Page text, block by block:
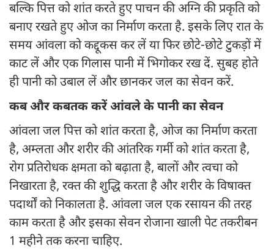
बल्कि पित्त को शांत करते हुए पाचन की अग्नि की प्रकृति को
बनाए रखते हुए ओज का निर्माण करता है. इसके लिए रात के
समय आंवला को कद्दूकस कर लें या फिर छोटे-छोटे टुकड़ों में
काट लें और एक गिलास पानी में भिगोकर रख दें. सुबह होते
ही पानी को उबाल लें और छानकर जल का सेवन करें.
कब और कबतक करें आंवले के पानी का सेवन
आंवला जल पित्त को शांत करता है, ओज का निर्माण करता
है, अम्लता और शरीर की आंतरिक गर्मी को शांत करता है,
रोग प्रतिरोधक क्षमता को बढ़ाता है, बालों और त्वचा को
निखारता है, रक्त की शुद्धि करता है और शरीर के विषाक्त
पदार्थों को निकालता है. आंवला जल एक रसायन की तरह
काम करता है और इसका सेवन रोजाना खाली पेट तकरीबन
1 महीने तक करना चाहिए.